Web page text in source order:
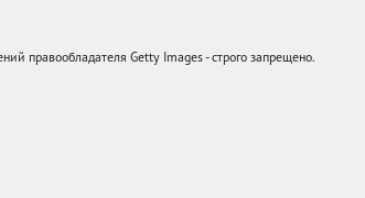
правообладателя Getty Images - строго запрещено.